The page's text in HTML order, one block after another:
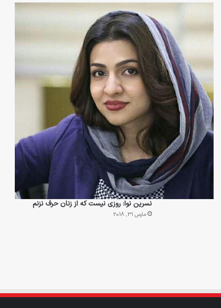
نسرین نوا: روزی نیست که از زنان حرف نزنم
مارس 31, 2018